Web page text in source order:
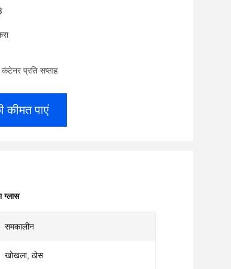
प्रति सप्ताह
कीमत पाएं
ग्लास
समकालीन
खोखला, ठोस